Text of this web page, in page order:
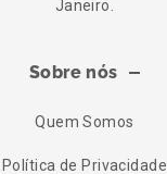
Janeiro.
Sobre nós
Quem Somos
Política de Privacidade